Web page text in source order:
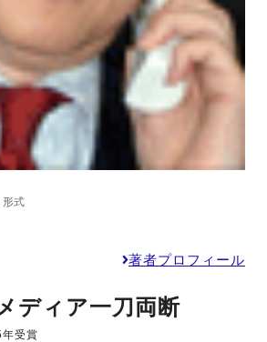
式
著者プロフィール
ディア一刀両断
受賞